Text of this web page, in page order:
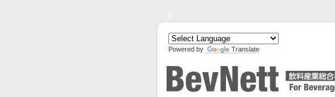
Powered by Translate